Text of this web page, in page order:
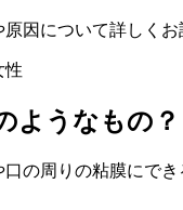
因について詳しくお
ようなもの？
の周りの粘膜にで